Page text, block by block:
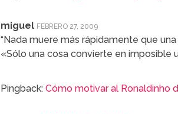
miguel FEBRERO 27, 2009
“Nada muere más rápidamente que
«Sólo una cosa convierte en imposible
Pingback: Cómo motivar al Ronaldinho